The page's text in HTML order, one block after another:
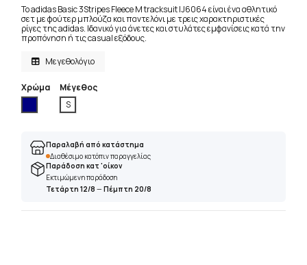
Το adidas Basic 3Stripes Fleece M tracksuit IJ6064 είναι ένα αθλητικό
σετ με φούτερ μπλούζα και παντελόνι με τρεις χαρακτηριστικές
ρίγες της adidas. Ιδανικό για άνετες και στυλάτες εμφανίσεις κατά την
προπόνηση ή τις casual εξόδους.
Μεγεθολόγιο
Χρώμα
Μέγεθος
S
Παραλαβή από κατάστημα
Διαθέσιμο κατόπιν παραγγελίας
Παράδοση κατ 'οίκον
Εκτιμώμενη παράδοση
Τετάρτη 12/8 —Πέμπτη 20/8